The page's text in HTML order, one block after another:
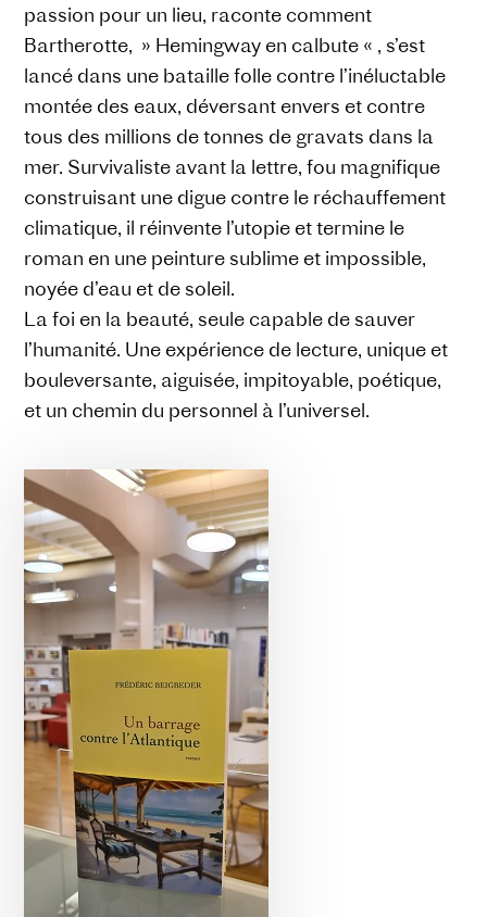
passion pour un lieu, raconte comment
Bartherotte, » Hemingway en calbute « , s’est
lancé dans une bataille folle contre l’inéluctable
montée des eaux, déversant envers et contre
tous des millions de tonnes de gravats dans la
mer. Survivaliste avant la lettre, fou magnifique
construisant une digue contre le réchauffement
climatique, il réinvente l’utopie et termine le
roman en une peinture sublime et impossible,
noyée d’eau et de soleil.
La foi en la beauté, seule capable de sauver
l’humanité. Une expérience de lecture, unique et
bouleversante, aiguisée, impitoyable, poétique,
et un chemin du personnel à l’universel.